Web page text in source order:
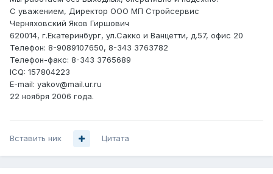
С уважением, Директор ООО МП Стройсервис
Черняховский Яков Гиршович
620014, г.Екатеринбург, ул.Сакко и Ванцетти, д.57, офис 20
Телефон: 8-9089107650, 8-343 3763782
Телефон-факс: 8-343 3765689
ICQ: 157804223
E-mail: yakov@mail.ur.ru
22 ноября 2006 года.
Вставить ник Цитата